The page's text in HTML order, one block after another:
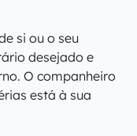
si ou o seu
desejado e
O companheiro
está à sua